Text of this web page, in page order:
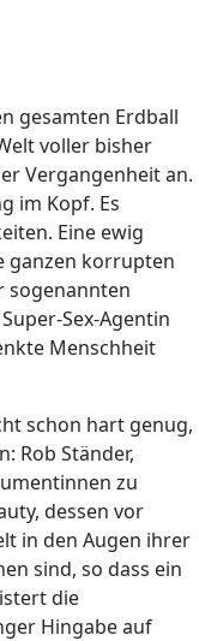
gesamten Erdball
voller bisher
Vergangenheit an.
im Kopf. Es
Eine ewig
ganzen korrupten
sogenannten
Sex-Agentin
Menschheit
schon hart genug,
Rob Ständer,
zu
dessen vor
in den Augen ihrer
sind, so dass ein
die
Hingabe auf